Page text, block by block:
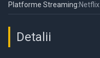
Platforme Streaming:Netflix
Detalii